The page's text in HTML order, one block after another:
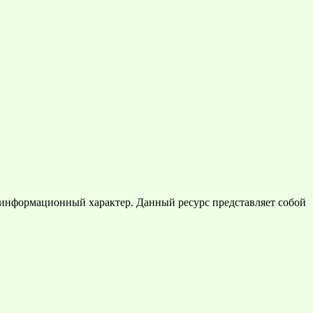
характер. Данный ресурс представляет собой